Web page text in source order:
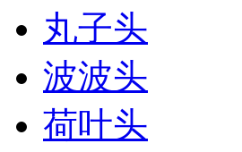
丸子头
波波头
荷叶头